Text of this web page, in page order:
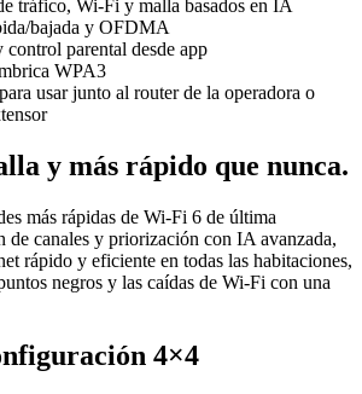
tráfico, Wi-Fi y malla basados en IA
bajada y OFDMA
parental desde app
WPA3
usar junto al router de la operadora o
y más rápido que nunca.
más rápidas de Wi-Fi 6 de última
de canales y priorización con IA avanzada,
rápido y eficiente en todas las habitaciones,
negros y las caídas de Wi-Fi con una
4×4